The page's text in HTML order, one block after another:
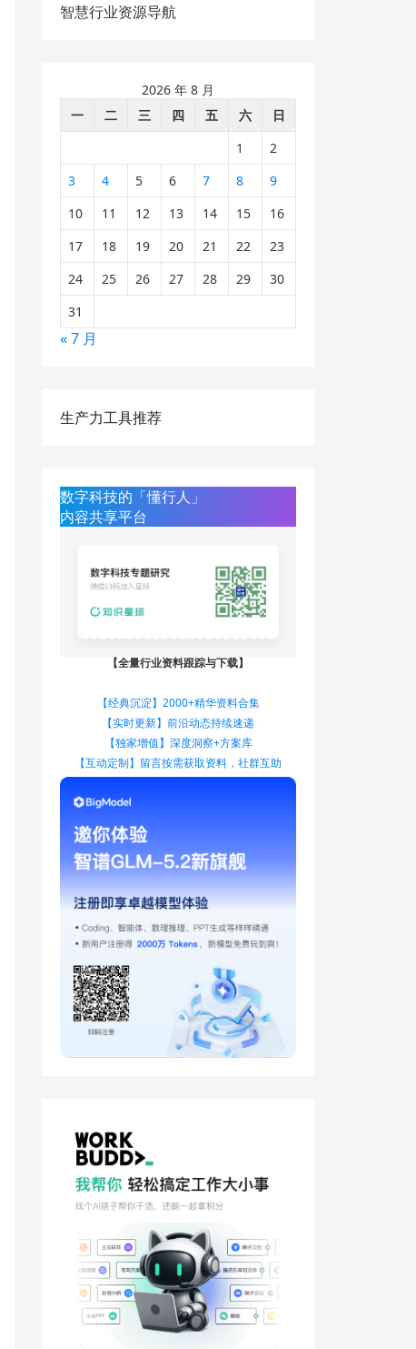
智慧行业资源导航
2026 年 8 月
一
二 三 四 五 六
日
1
2
3
4 5 6 7 8
9
10
11 12 13 14 15
16
17
18 19 20 21 22
23
24
25 26 27 28 29
30
31
« 7 月
生产力工具推荐
数字科技的「懂行人」
内容共享平台
【全量行业资料跟踪与下载】
【经典沉淀】2000+精华资料合集
【实时更新】前沿动态持续速递
【独家增值】深度洞察+方案库
【互动定制】留言按需获取资料，社群互助